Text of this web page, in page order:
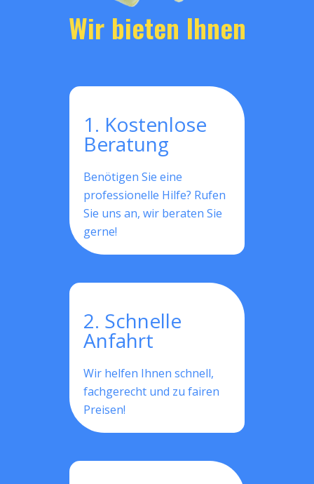
Wir bieten Ihnen
1. Kostenlose
Beratung
Benötigen Sie eine
professionelle Hilfe? Rufen
Sie uns an, wir beraten Sie
gerne!
2. Schnelle
Anfahrt
Wir helfen Ihnen schnell,
fachgerecht und zu fairen
Preisen!